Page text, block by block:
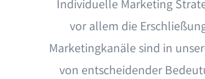
Individuelle Marketing
vor allem die
Marketingkanäle sind in
von entscheidender